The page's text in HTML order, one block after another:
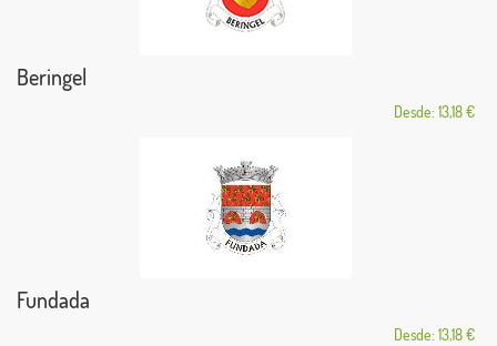
Beringel
Desde: 13,18 €
Fundada
Desde: 13,18 €